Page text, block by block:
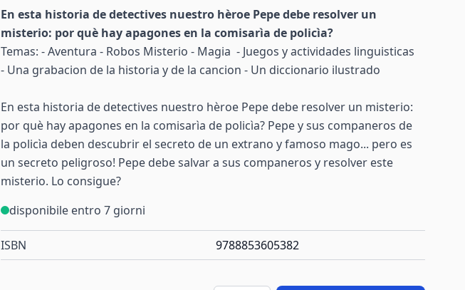
En esta historia de detectives nuestro hèroe Pepe debe resolver un
misterio: por què hay apagones en la comisarìa de policìa?
Temas: - Aventura - Robos Misterio - Magia - Juegos y actividades linguisticas
- Una grabacion de la historia y de la cancion - Un diccionario ilustrado
En esta historia de detectives nuestro hèroe Pepe debe resolver un misterio:
por què hay apagones en la comisarìa de policìa? Pepe y sus companeros de
la policìa deben descubrir el secreto de un extrano y famoso mago... pero es
un secreto peligroso! Pepe debe salvar a sus companeros y resolver este
misterio. Lo consigue?
disponibile entro 7 giorni
ISBN 9788853605382